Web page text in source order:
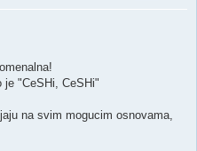
je "CeSHi, CeSHi"
na svim mogucim osnovama,